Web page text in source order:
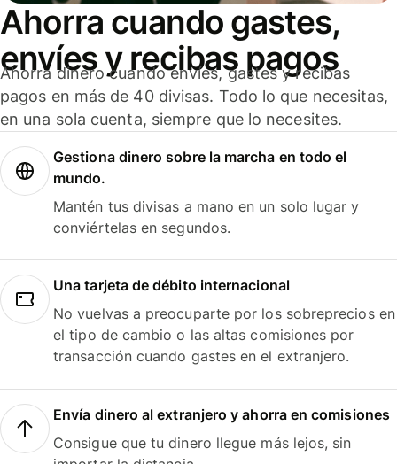
Ahorra cuando gastes,
envíes y recibas pagos
Ahorra dinero cuando envíes, gastes y recibas
pagos en más de 40 divisas. Todo lo que necesitas,
en una sola cuenta, siempre que lo necesites.
Gestiona dinero sobre la marcha en todo el
mundo.
Mantén tus divisas a mano en un solo lugar y
conviértelas en segundos.
Una tarjeta de débito internacional
No vuelvas a preocuparte por los sobreprecios en
el tipo de cambio o las altas comisiones por
transacción cuando gastes en el extranjero.
Envía dinero al extranjero y ahorra en comisiones
Consigue que tu dinero llegue más lejos, sin